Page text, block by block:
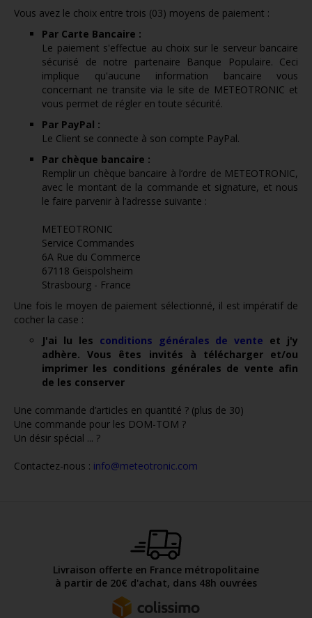
Vous avez le choix entre trois (03) moyens de paiement :
Par Carte Bancaire :
Le paiement s'effectue au choix sur le serveur bancaire
sécurisé de notre partenaire Banque Populaire. Ceci
implique qu'aucune information bancaire vous
concernant ne transite via le site de METEOTRONIC et
vous permet de régler en toute sécurité.
Par PayPal :
Le Client se connecte à son compte PayPal.
Par chèque bancaire :
Remplir un chèque bancaire à l’ordre de METEOTRONIC,
avec le montant de la commande et signature, et nous
le faire parvenir à l’adresse suivante :
METEOTRONIC
Service Commandes
6A Rue du Commerce
67118 Geispolsheim
Strasbourg - France
Une fois le moyen de paiement sélectionné, il est impératif de
cocher la case :
J'ai lu les conditions générales de vente et j'y
adhère. Vous êtes invités à télécharger et/ou
imprimer les conditions générales de vente afin
de les conserver
Une commande d’articles en quantité ? (plus de 30)
Une commande pour les DOM-TOM ?
Un désir spécial ... ?
Contactez-nous : info@meteotronic.com
Livraison offerte en France métropolitaine
à partir de 20€ d'achat, dans 48h ouvrées